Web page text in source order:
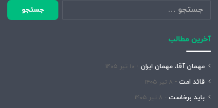
جستجو
برای:
آخرین مطالب
مهمان آقا، مهمان ایران ۱۰ تیر ۱۴۰۵
قائد امت ۸ تیر ۱۴۰۵
باید برخاست ۸ تیر ۱۴۰۵